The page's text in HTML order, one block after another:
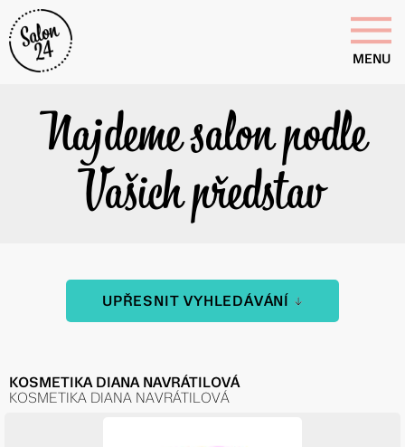
MENU
Najdeme salon podle
Vašich představ
UPŘESNIT VYHLEDÁVÁNÍ
KOSMETIKA DIANA NAVRÁTILOVÁ
KOSMETIKA DIANA NAVRÁTILOVÁ